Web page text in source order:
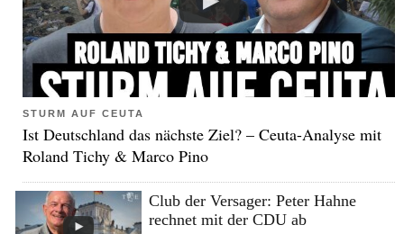
STURM AUF CEUTA
Ist Deutschland das nächste Ziel? – Ceuta-Analyse mit
Roland Tichy & Marco Pino
Club der Versager: Peter Hahne
rechnet mit der CDU ab